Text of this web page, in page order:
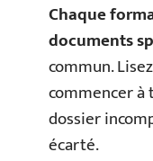
Chaque
documents
commun.
commencer à
dossier
écarté.